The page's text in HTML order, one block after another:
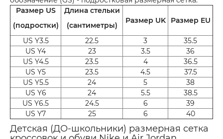
Размер US
(подростки)
Длина стельки
(сантиметры)
Размер UK Размер EU
US Y3.5 22.5 3
35.5
US Y4
23 3.5
36
US Y4.5
23.5 4
36.5
US Y5
23.5 4.5
37.5
US Y5.5
24 5
38
US Y6
24 5.5
38.5
US Y6.5
24.5 6
39
US Y7
25 6 40
Детская (ДО-школьники) размерная сетка